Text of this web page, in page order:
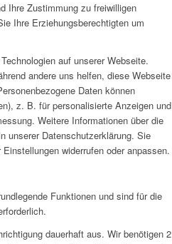
Ihre Zustimmung zu freiwilligen
Ihre Erziehungsberechtigten um
auf unserer Webseite.
andere uns helfen, diese Webseite
Daten können
z. B. für personalisierte Anzeigen und
Weitere Informationen über die
unserer Datenschutzerklärung. Sie
widerrufen oder anpassen.
Funktionen und sind für die
dauerhaft aus. Wir benötigen 2